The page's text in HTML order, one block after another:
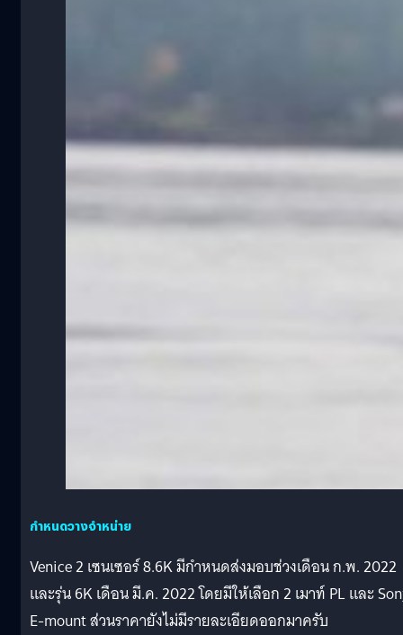
กำหนดวางจำหน่าย
Venice 2 เซนเซอร์ 8.6K มีกำหนดส่งมอบช่วงเดือน ก.พ. 2022
และรุ่น 6K เดือน มี.ค. 2022 โดยมีให้เลือก 2 เมาท์ PL และ
E-mount ส่วนราคายังไม่มีรายละเอียดออกมาครับ